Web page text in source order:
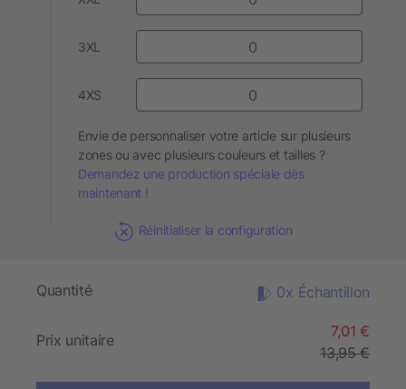
3XL
4XS
Envie de personnaliser votre article sur plusieurs
zones ou avec plusieurs couleurs et tailles ?
Demandez une production spéciale dès
maintenant !
Réinitialiser la configuration
Quantité 0x Échantillon
Prix unitaire
7,01 €
13,95 €